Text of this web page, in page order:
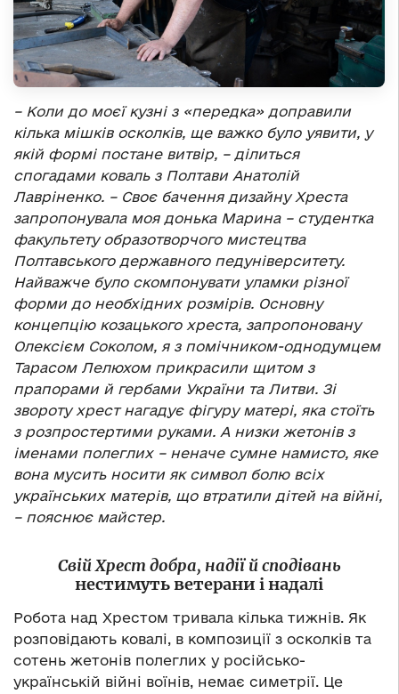
– Коли до моєї кузні з «передка» доправили
кілька мішків осколків, ще важко було уявити, у
якій формі постане витвір, – ділиться
спогадами коваль з Полтави Анатолій
Лавріненко. – Своє бачення дизайну Хреста
запропонувала моя донька Марина – студентка
факультету образотворчого мистецтва
Полтавського державного педуніверситету.
Найважче було скомпонувати уламки різної
форми до необхідних розмірів. Основну
концепцію козацького хреста, запропоновану
Олексієм Соколом, я з помічником-однодумцем
Тарасом Лелюхом прикрасили щитом з
прапорами й гербами України та Литви. Зі
звороту хрест нагадує фігуру матері, яка стоїть
з розпростертими руками. А низки жетонів з
іменами полеглих – неначе сумне намисто, яке
вона мусить носити як символ болю всіх
українських матерів, що втратили дітей на війні,
– пояснює майстер.
Свій Хрест добра, надії й сподівань
нестимуть ветерани і надалі
Робота над Хрестом тривала кілька тижнів. Як
розповідають ковалі, в композиції з осколків та
сотень жетонів полеглих у російсько-
українській війні воїнів, немає симетрії. Це